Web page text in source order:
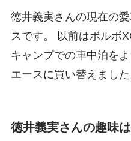
徳井義実さんの現在の
スです。 以前はボルボ
キャンプでの車中泊を
エースに買い替えました
徳井義実さんの趣味